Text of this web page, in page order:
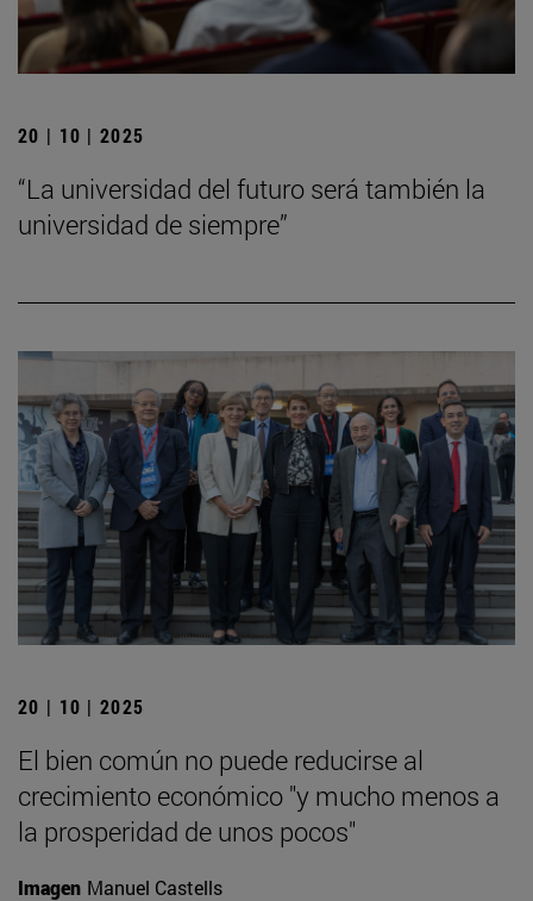
20 | 10 | 2025
“La universidad del futuro será también la
universidad de siempre”
20 | 10 | 2025
El bien común no puede reducirse al
crecimiento económico "y mucho menos a
la prosperidad de unos pocos"
Imagen Manuel Castells